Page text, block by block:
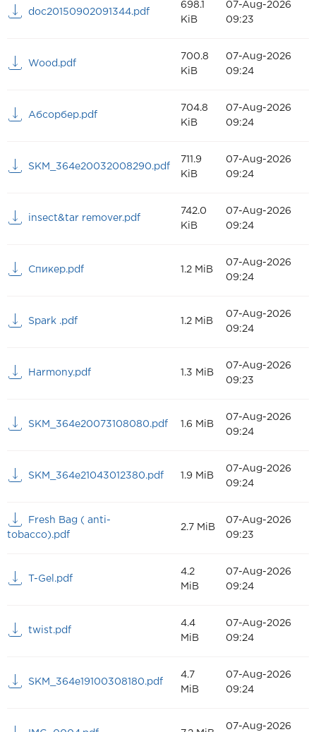
doc20150902091344.pdf
698.1
KiB
07-Aug-2026
09:23
Wood.pdf
700.8
KiB
07-Aug-2026
09:24
Абсорбер.pdf
704.8
KiB
07-Aug-2026
09:24
SKM_364e20032008290.pdf
711.9
KiB
07-Aug-2026
09:24
insect&tar remover.pdf
742.0
KiB
07-Aug-2026
09:24
Спикер.pdf 1.2 MiB
07-Aug-2026
09:24
Spark .pdf 1.2 MiB
07-Aug-2026
09:24
Harmony.pdf 1.3 MiB
07-Aug-2026
09:23
SKM_364e20073108080.pdf 1.6 MiB
07-Aug-2026
09:24
SKM_364e21043012380.pdf 1.9 MiB
07-Aug-2026
09:24
Fresh Bag ( anti-
tobacco).pdf
2.7 MiB
07-Aug-2026
09:23
T-Gel.pdf
4.2
MiB
07-Aug-2026
09:24
twist.pdf
4.4
MiB
07-Aug-2026
09:24
SKM_364e19100308180.pdf
4.7
MiB
07-Aug-2026
09:24
07-Aug-2026